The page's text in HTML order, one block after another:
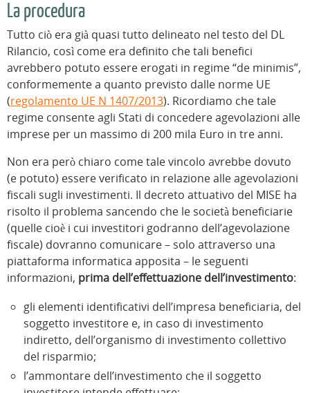
La procedura
Tutto ciò era già quasi tutto delineato nel testo del DL
Rilancio, così come era definito che tali benefici
avrebbero potuto essere erogati in regime “de minimis”,
conformemente a quanto previsto dalle norme UE
(regolamento UE N 1407/2013). Ricordiamo che tale
regime consente agli Stati di concedere agevolazioni alle
imprese per un massimo di 200 mila Euro in tre anni.
Non era però chiaro come tale vincolo avrebbe dovuto
(e potuto) essere verificato in relazione alle agevolazioni
fiscali sugli investimenti. Il decreto attuativo del MISE ha
risolto il problema sancendo che le società beneficiarie
(quelle cioè i cui investitori godranno dell’agevolazione
fiscale) dovranno comunicare – solo attraverso una
piattaforma informatica apposita – le seguenti
informazioni, prima dell’effettuazione dell’investimento:
gli elementi identificativi dell’impresa beneficiaria, del
soggetto investitore e, in caso di investimento
indiretto, dell’organismo di investimento collettivo
del risparmio;
l’ammontare dell’investimento che il soggetto